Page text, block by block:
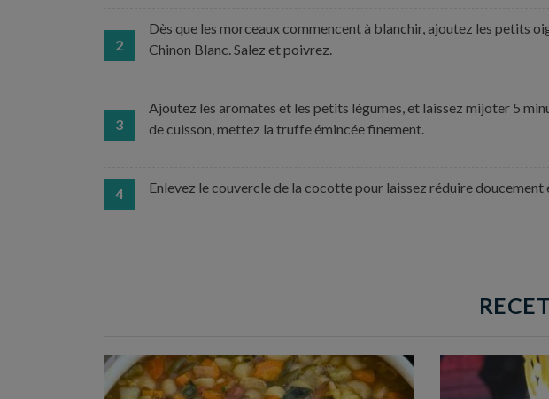
2
Dès que les morceaux commencent à blanchir, ajoutez les petits
Chinon Blanc. Salez et poivrez.
3
Ajoutez les aromates et les petits légumes, et laissez mijoter 5
de cuisson, mettez la truffe émincée finement.
4 Enlevez le couvercle de la cocotte pour laissez réduire doucement